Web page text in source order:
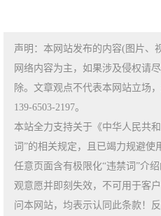
声明：本网站发布的内容(图片、
网络内容为主，如果涉及侵权请
除。文章观点不代表本网站立场
139-6503-2197。
本站全力支持关于《中华人民共
词”的相关规定，且已竭力规避使
任意页面含有极限化“违禁词”介
观意愿并即刻失效，不可用于客
问本网站，均表示认同此条款！反